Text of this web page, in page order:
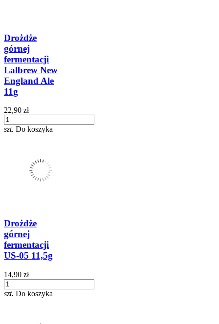
Drożdże
górnej
fermentacji
Lalbrew New
England Ale
11g
22,90 zł
szt. Do koszyka
Drożdże
górnej
fermentacji
US-05 11,5g
14,90 zł
szt. Do koszyka